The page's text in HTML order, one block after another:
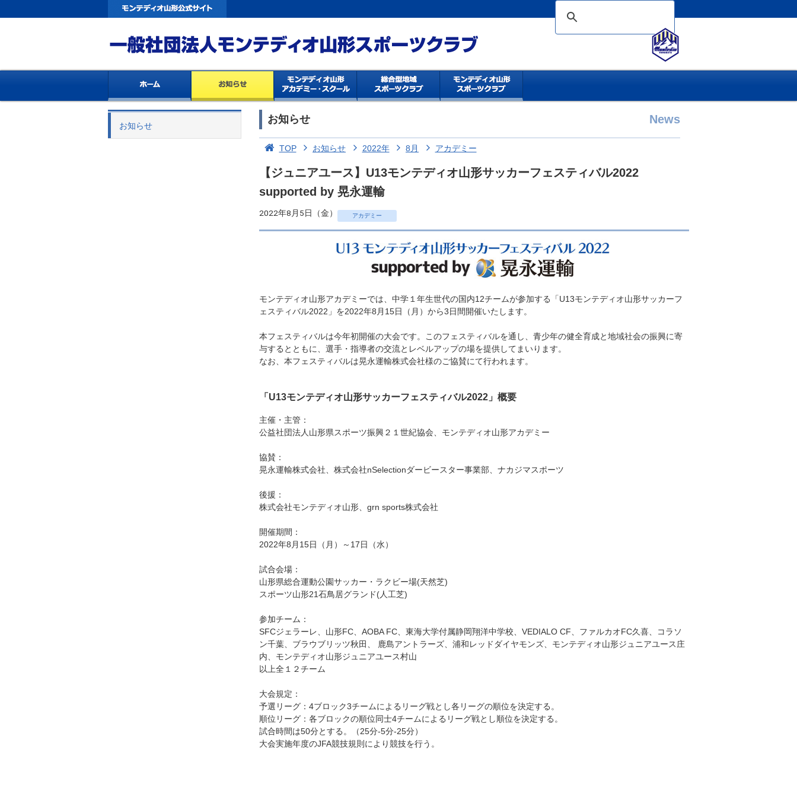
お知らせ
お知らせ News
TOP お知らせ 2022年 8月 アカデミー
【ジュニアユース】U13モンテディオ山形サッカーフェスティバル2022
supported by 晃永運輸
2022年8月5日（金） アカデミー
モンテディオ山形アカデミーでは、中学１年生世代の国内12チームが参加する「U13モンテディオ山形サッカーフ
ェスティバル2022」を2022年8月15日（月）から3日間開催いたします。
本フェスティバルは今年初開催の大会です。このフェスティバルを通し、青少年の健全育成と地域社会の振興に寄
与するとともに、選手・指導者の交流とレベルアップの場を提供してまいります。
なお、本フェスティバルは晃永運輸株式会社様のご協賛にて行われます。
「U13モンテディオ山形サッカーフェスティバル2022」概要
主催・主管：
公益社団法人山形県スポーツ振興２１世紀協会、モンテディオ山形アカデミー
協賛：
晃永運輸株式会社、株式会社nSelectionダービースター事業部、ナカジマスポーツ
後援：
株式会社モンテディオ山形、grn sports株式会社
開催期間：
2022年8月15日（月）～17日（水）
試合会場：
山形県総合運動公園サッカー・ラクビー場(天然芝)
スポーツ山形21石鳥居グランド(人工芝)
参加チーム：
SFCジェラーレ、山形FC、AOBA FC、東海大学付属静岡翔洋中学校、VEDIALO CF、ファルカオFC久喜、コラソ
ン千葉、ブラウブリッツ秋田、 鹿島アントラーズ、浦和レッドダイヤモンズ、モンテディオ山形ジュニアユース庄
内、モンテディオ山形ジュニアユース村山
以上全１２チーム
大会規定：
予選リーグ：4ブロック3チームによるリーグ戦とし各リーグの順位を決定する。
順位リーグ：各ブロックの順位同士4チームによるリーグ戦とし順位を決定する。
試合時間は50分とする。（25分-5分-25分）
大会実施年度のJFA競技規則により競技を行う。